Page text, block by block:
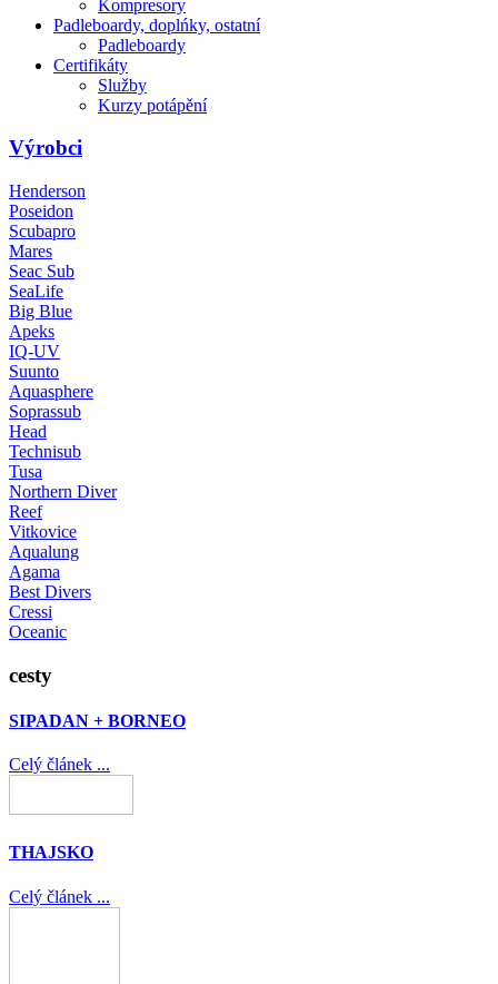
Kompresory
Padleboardy, doplńky, ostatní
Padleboardy
Certifikáty
Služby
Kurzy potápění
Výrobci
Henderson
Poseidon
Scubapro
Mares
Seac Sub
SeaLife
Big Blue
Apeks
IQ-UV
Suunto
Aquasphere
Soprassub
Head
Technisub
Tusa
Northern Diver
Reef
Vitkovice
Aqualung
Agama
Best Divers
Cressi
Oceanic
cesty
SIPADAN + BORNEO
Celý článek ...
THAJSKO
Celý článek ...